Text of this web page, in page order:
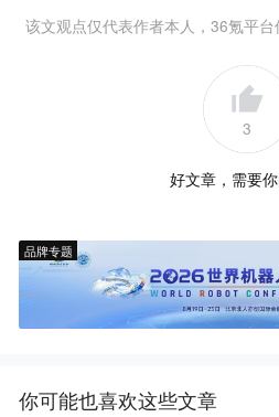
该文观点仅代表作者本人，36氪平台
3
好文章，需要
品牌专题
你可能也喜欢这些文章